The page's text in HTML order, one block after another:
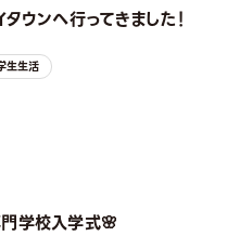
ウンへ行ってきました！
生生活
学校入学式🌸